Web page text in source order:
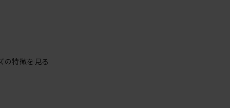
の特徴を見る